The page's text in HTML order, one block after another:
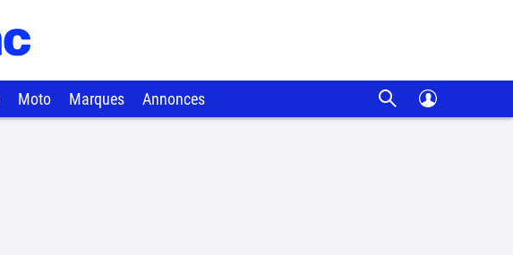
Moto Marques Annonces